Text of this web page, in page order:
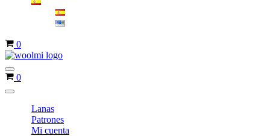
Carrito
0
Menú
de
navegación
Carrito
0
Menú
navegación
Lanas
Patrones
Mi cuenta